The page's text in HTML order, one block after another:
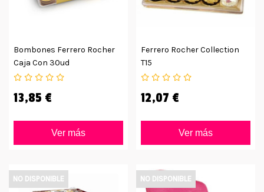
Bombones Ferrero Rocher
Caja Con 30ud
13,85 €
Ver más
Ferrero Rocher Collection
T15
12,07 €
Ver más
NO DISPONIBLE NO DISPONIBLE